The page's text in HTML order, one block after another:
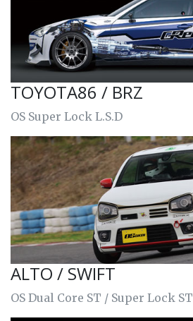
TOYOTA86 / BRZ
OS Super Lock L.S.D
ALTO / SWIFT
OS Dual Core ST / Super Lock ST